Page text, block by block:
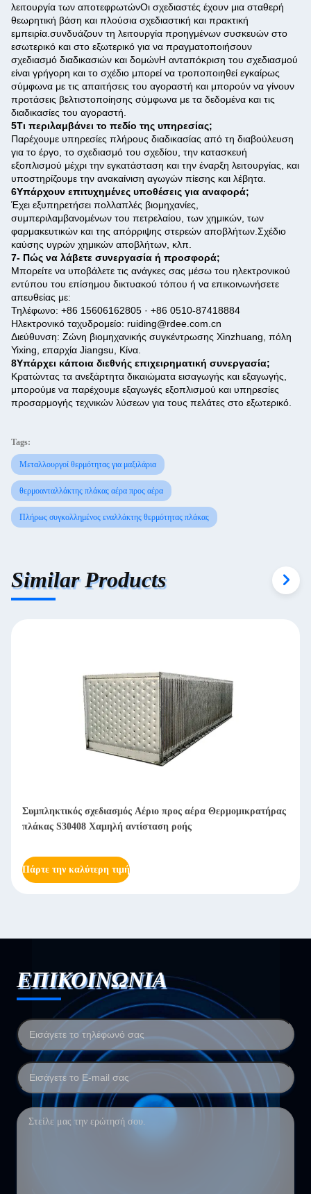
λειτουργία των αποτεφρωτώνΟι σχεδιαστές έχουν μια σταθερή
θεωρητική βάση και πλούσια σχεδιαστική και πρακτική
εμπειρία.συνδυάζουν τη λειτουργία προηγμένων συσκευών στο
εσωτερικό και στο εξωτερικό για να πραγματοποιήσουν
σχεδιασμό διαδικασιών και δομώνΗ ανταπόκριση του σχεδιασμού
είναι γρήγορη και το σχέδιο μπορεί να τροποποιηθεί εγκαίρως
σύμφωνα με τις απαιτήσεις του αγοραστή και μπορούν να γίνουν
προτάσεις βελτιστοποίησης σύμφωνα με τα δεδομένα και τις
διαδικασίες του αγοραστή.
5Τι περιλαμβάνει το πεδίο της υπηρεσίας;
Παρέχουμε υπηρεσίες πλήρους διαδικασίας από τη διαβούλευση
για το έργο, το σχεδιασμό του σχεδίου, την κατασκευή
εξοπλισμού μέχρι την εγκατάσταση και την έναρξη λειτουργίας, και
υποστηρίζουμε την ανακαίνιση αγωγών πίεσης και λέβητα.
6Υπάρχουν επιτυχημένες υποθέσεις για αναφορά;
Έχει εξυπηρετήσει πολλαπλές βιομηχανίες,
συμπεριλαμβανομένων του πετρελαίου, των χημικών, των
φαρμακευτικών και της απόρριψης στερεών αποβλήτων.Σχέδιο
καύσης υγρών χημικών αποβλήτων, κλπ.
7- Πώς να λάβετε συνεργασία ή προσφορά;
Μπορείτε να υποβάλετε τις ανάγκες σας μέσω του ηλεκτρονικού
εντύπου του επίσημου δικτυακού τόπου ή να επικοινωνήσετε
απευθείας με:
Τηλέφωνο: +86 15606162805 · +86 0510-87418884
Ηλεκτρονικό ταχυδρομείο: ruiding@rdee.com.cn
Διεύθυνση: Ζώνη βιομηχανικής συγκέντρωσης Xinzhuang, πόλη
Yixing, επαρχία Jiangsu, Κίνα.
8Υπάρχει κάποια διεθνής επιχειρηματική συνεργασία;
Κρατώντας τα ανεξάρτητα δικαιώματα εισαγωγής και εξαγωγής,
μπορούμε να παρέχουμε εξαγωγές εξοπλισμού και υπηρεσίες
προσαρμογής τεχνικών λύσεων για τους πελάτες στο εξωτερικό.
Tags:
Μεταλλουργοί θερμότητας για μαξιλάρια
θερμοανταλλάκτης πλάκας αέρα προς αέρα
Πλήρως συγκολλημένος εναλλάκτης θερμότητας πλάκας
Similar Products
Καύσιμο αέριο ή αέρας μαξιλάρι Αέρος προς αέρας πλάκα
ανταλλακτής θερμότητας Σταθερός Αποτελεσματικός και
Πάρτε την καλύτερη τιμή
ΕΠΙΚΟΙΝΩΝΙΑ